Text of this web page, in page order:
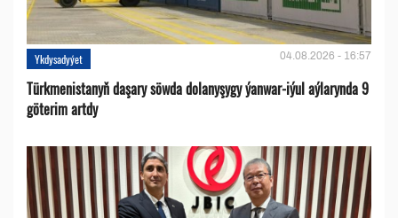
Ykdysadyýet 04.08.2026 - 16:57
Türkmenistanyň daşary söwda dolanyşygy ýanwar-iýul aýlarynda 9
göterim artdy